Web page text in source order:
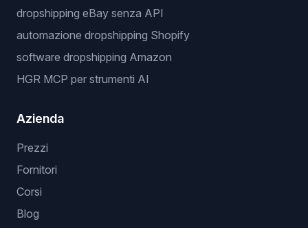
dropshipping eBay senza API
automazione dropshipping Shopify
software dropshipping Amazon
HGR MCP per strumenti AI
Azienda
Prezzi
Fornitori
Corsi
Blog